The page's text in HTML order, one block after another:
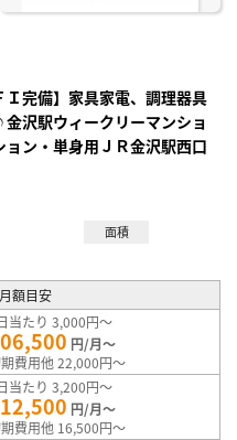
Ｉ完備】家具家電、調理器具
沢駅ウィークリーマンショ
ン・単身用ＪＲ金沢駅西口
面積
月額目安
当たり 3,000円～
円/月～
費用他 22,000円～
当たり 3,200円～
円/月～
費用他 16,500円～